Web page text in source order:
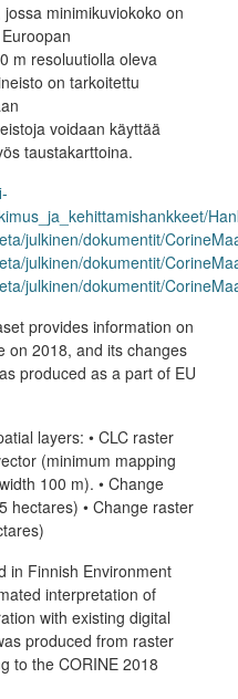
minimikuviokoko on
m resoluutiolla oleva
on tarkoitettu
voidaan käyttää
taustakarttoina.
julkinen/dokumentit/
julkinen/dokumentit/
julkinen/dokumentit/
provides information on
on 2018, and its changes
produced as a part of EU
layers: • CLC raster
(minimum mapping
100 m). • Change
hectares) • Change raster
in Finnish Environment
interpretation of
with existing digital
produced from raster
to the CORINE 2018